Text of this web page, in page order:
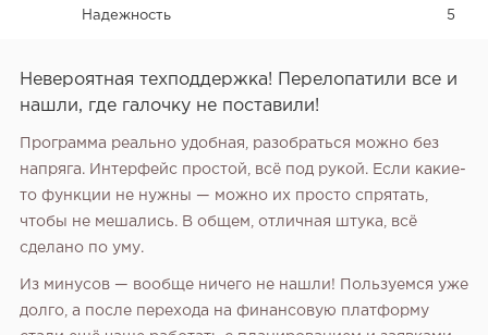
Надежность 5
Невероятная техподдержка! Перелопатили все и
нашли, где галочку не поставили!
Программа реально удобная, разобраться можно без
напряга. Интерфейс простой, всё под рукой. Если какие-
то функции не нужны — можно их просто спрятать,
чтобы не мешались. В общем, отличная штука, всё
сделано по уму.
Из минусов — вообще ничего не нашли! Пользуемся уже
долго, а после перехода на финансовую платформу